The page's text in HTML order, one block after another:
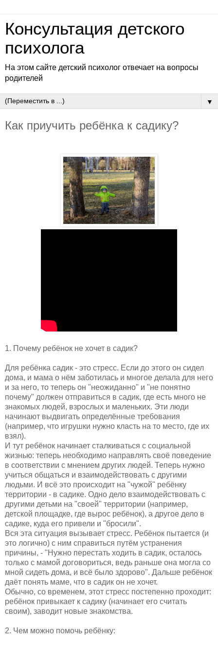
Консультация детского
психолога
На этом сайте детский психолог отвечает на вопросы
родителей
▼
Как приучить ребёнка к садику?
1. Почему ребёнок не хочет в садик?
Для ребёнка садик - это стресс. Если до этого он сидел
дома, и мама о нём заботилась и многое делала для него
и за него, то теперь он "неожиданно" и "не понятно
почему" должен отправиться в садик, где есть много не
знакомых людей, взрослых и маленьких. Эти люди
начинают выдвигать определённые требования
(например, что игрушки нужно класть на то место, где их
взял).
И тут ребёнок начинает сталкиваться с социальной
жизнью: теперь необходимо направлять своё поведение
в соответствии с мнением других людей. Теперь нужно
учиться общаться и взаимодействовать с другими
людьми. И всё это происходит на "чужой" ребёнку
территории - в садике. Одно дело взаимодействовать с
другими детьми на "своей" территории (например,
детской площадке, где вырос ребёнок), а другое дело в
садике, куда его привели и "бросили".
Вся эта ситуация вызывает стресс. Ребёнок пытается (и
это логично) с ним справиться путём устранения
причины, - "Нужно перестать ходить в садик, осталось
только с мамой договориться, ведь раньше она могла со
мной сидеть дома, и всё было здорово". Дальше ребёнок
даёт понять маме, что в садик он не хочет.
Обычно, со временем, этот стресс постепенно проходит:
ребёнок привыкает к садику (начинает его считать
своим), заводит новые знакомства.
2. Чем можно помочь ребёнку: